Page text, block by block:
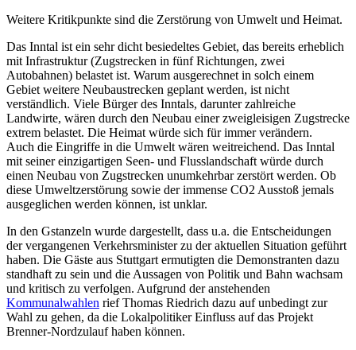
Weitere Kritikpunkte sind die Zerstörung von Umwelt und Heimat.
Das Inntal ist ein sehr dicht besiedeltes Gebiet, das bereits erheblich
mit Infrastruktur (Zugstrecken in fünf Richtungen, zwei
Autobahnen) belastet ist. Warum ausgerechnet in solch einem
Gebiet weitere Neubaustrecken geplant werden, ist nicht
verständlich. Viele Bürger des Inntals, darunter zahlreiche
Landwirte, wären durch den Neubau einer zweigleisigen Zugstrecke
extrem belastet. Die Heimat würde sich für immer verändern.
Auch die Eingriffe in die Umwelt wären weitreichend. Das Inntal
mit seiner einzigartigen Seen- und Flusslandschaft würde durch
einen Neubau von Zugstrecken unumkehrbar zerstört werden. Ob
diese Umweltzerstörung sowie der immense CO2 Ausstoß jemals
ausgeglichen werden können, ist unklar.
In den Gstanzeln wurde dargestellt, dass u.a. die Entscheidungen
der vergangenen Verkehrsminister zu der aktuellen Situation geführt
haben. Die Gäste aus Stuttgart ermutigten die Demonstranten dazu
standhaft zu sein und die Aussagen von Politik und Bahn wachsam
und kritisch zu verfolgen. Aufgrund der anstehenden
Kommunalwahlen rief Thomas Riedrich dazu auf unbedingt zur
Wahl zu gehen, da die Lokalpolitiker Einfluss auf das Projekt
Brenner-Nordzulauf haben können.